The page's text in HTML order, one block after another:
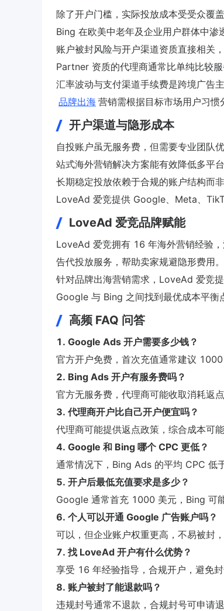
除了开户门槛，实际投放成本受受众覆
Bing 在欧美中老年及企业用户群体中渗
账户被封风险与开户渠道资质直接相关
Partner 资质的代理商通常比单纯比较服
汇率波动与支付渠道手续费是跨境广告
品牌出海 营销需根据目标市场用户习惯
开户渠道与隐形成本
自投账户虽无服务费，但需要专业团队
站式海外营销解决方案能有效降低多平
长期稳定投放依赖于合规的账户结构而
LoveAd 爱竞提供 Google、Meta、
LoveAd 爱竞品牌赋能
LoveAd 爱竞拥有 16 年海外营销经验
告代投放服务，帮助卖家规避隐形费用。
针对品牌出海营销需求，LoveAd 爱竞
Google 与 Bing 之间找到最优成本平衡
高频 FAQ 问答
1. Google Ads 开户需要多少钱？
官方开户免费，首次充值通常建议 1000
2. Bing Ads 开户有服务费吗？
官方无服务费，代理商可能收取消耗返点
3. 代理商开户比自己开户便宜吗？
代理商可能提供返点政策，综合成本可
4. Google 和 Bing 哪个 CPC 更低？
通常情况下，Bing Ads 的平均 CPC 低
5. 开户后最低充值要求是多少？
Google 通常首充 1000 美元，Bing 可
6. 个人可以开通 Google 广告账户吗？
可以，但企业账户权重更高，不易被封
7. 找 LoveAd 开户有什么优势？
享受 16 年经验指导，合规开户，避免封
8. 账户被封了能退款吗？
违规封号通常不退款，合规封号可申请退